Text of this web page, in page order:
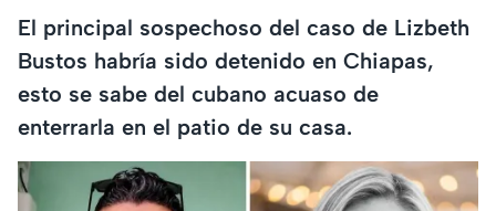
El principal sospechoso del caso de Lizbeth
Bustos habría sido detenido en Chiapas,
esto se sabe del cubano acuaso de
enterrarla en el patio de su casa.